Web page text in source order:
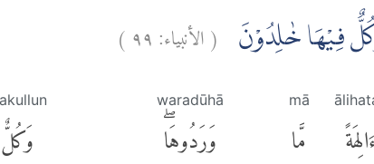
فِيْهَا خٰلِدُوْنَ (الأنبياء:٩٩)
mā
مَّا
waradūhā
وَرَدُوهَاۖ وَكُلٌّ